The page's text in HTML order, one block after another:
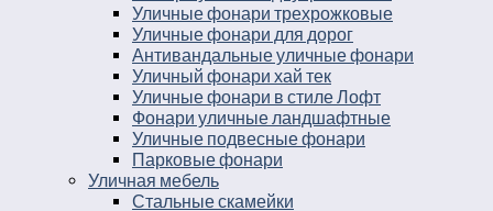
Уличные фонари трехрожковые
Уличные фонари для дорог
Антивандальные уличные фонари
Уличный фонари хай тек
Уличные фонари в стиле Лофт
Фонари уличные ландшафтные
Уличные подвесные фонари
Парковые фонари
Уличная мебель
Стальные скамейки